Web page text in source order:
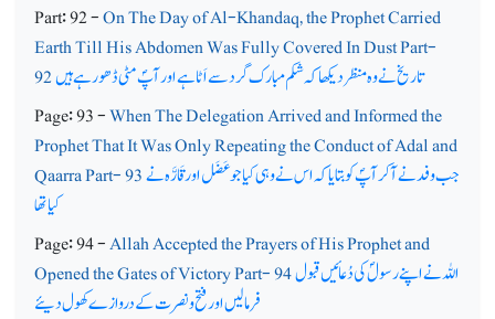
Part: 92 -On The Day of Al-Khandaq, the Prophet Carried
Earth Till His Abdomen Was Fully Covered In Dust Part-
92تاریخ نے وہ منظر دیکھا کہ شکم مبارک گرد سے اَٹا ہے اور آپؐ مٹی ڈھو رہے ہیں
Page: 93 -When The Delegation Arrived and Informed the
Prophet That It Was Only Repeating the Conduct of Adal and
Qaarra Part- 93جب وفد نے آکر آپؐ کو بتایا کہ اس نے وہی کیا جو عَضَل اور قَارَّہ نے
کیا تھا
Page: 94 -Allah Accepted the Prayers of His Prophet and
Opened the Gates of Victory Part- 94اللہ نے اپنے رسولؐ کی دُعائیں قبول
فرمالیں اور فتح ونصرت کے دروازے کھول دیئے